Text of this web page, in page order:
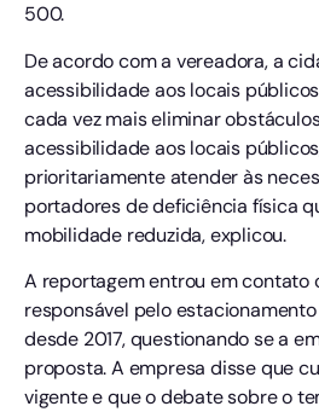
500.
De acordo com a vereadora, a
acessibilidade aos locais
cada vez mais eliminar
acessibilidade aos locais
prioritariamente atender às
portadores de deficiência física
mobilidade reduzida, explicou.
A reportagem entrou em contato
responsável pelo
desde 2017, questionando se a
proposta. A empresa disse que
vigente e que o debate sobre o